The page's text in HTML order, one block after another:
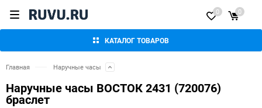
КАТАЛОГ ТОВАРОВ
0 0
Главная Наручные часы
Наручные часы ВОСТОК 2431 (720076)
браслет